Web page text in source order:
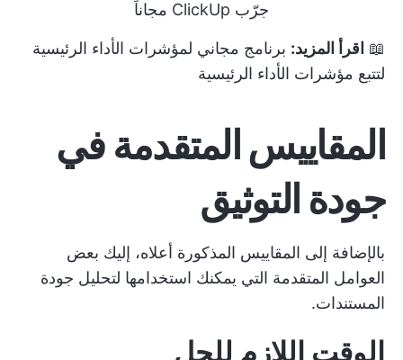
جرّب ClickUp مجاناً
📖 اقرأ المزيد: برنامج مجاني لمؤشرات الأداء الرئيسية
لتتبع مؤشرات الأداء الرئيسية
المقاييس المتقدمة في
جودة التوثيق
بالإضافة إلى المقاييس المذكورة أعلاه، إليك بعض
العوامل المتقدمة التي يمكنك استخدامها لتحليل جودة
المستندات.
الوقت اللازم للحل